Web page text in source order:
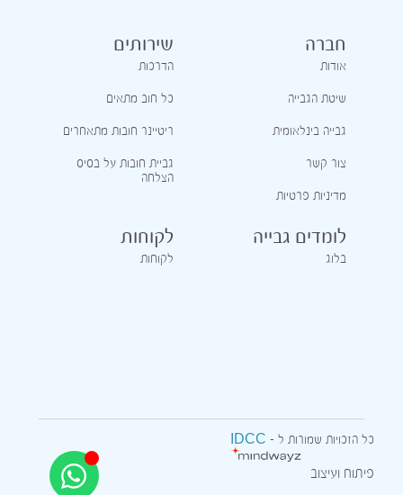
חברה
אודות
שיטת הגבייה
גבייה בינלאומית
צור קשר
מדיניות פרטיות
שירותים
הדרכות
כל חוב מתאים
ריטיינר חובות מתאחרים
גביית חובות על בסיס
הצלחה
לומדים גבייה
בלוג
לקוחות
לקוחות
כל הזכויות שמורות ל – IDCC
פיתוח ועיצוב